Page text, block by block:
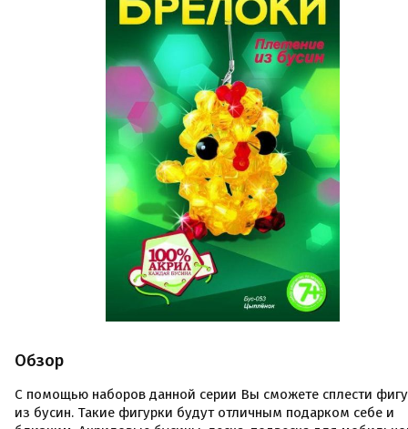
Обзор
С помощью наборов данной серии Вы сможете сплести
из бусин. Такие фигурки будут отличным подарком себе и